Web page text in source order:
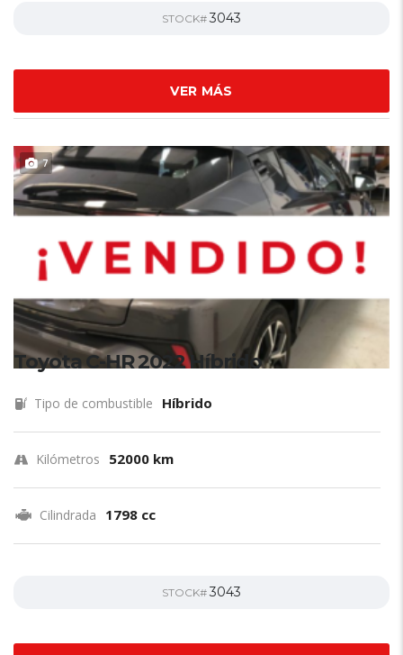
STOCK#3043
VER MÁS
7
Toyota C-HR 2022 Híbrido
Tipo de combustible Híbrido
Kilómetros 52000 km
Cilindrada 1798 cc
STOCK#3043